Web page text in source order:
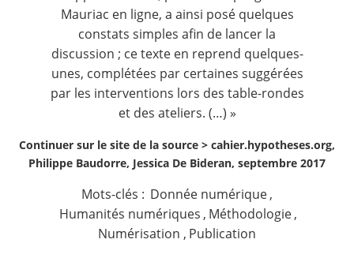
Mauriac en ligne, a ainsi posé quelques
constats simples afin de lancer la
discussion ; ce texte en reprend quelques-
unes, complétées par certaines suggérées
par les interventions lors des table-rondes
et des ateliers. (…) »
Continuer sur le site de la source > cahier.hypotheses.org,
Philippe Baudorre, Jessica De Bideran, septembre 2017
Mots-clés : Donnée numérique,
Humanités numériques , Méthodologie,
Numérisation , Publication